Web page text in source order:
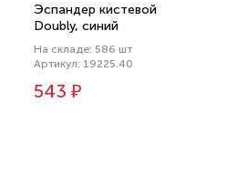
Эспандер кистевой
Doubly, синий
На складе: 586 шт
Артикул: 19225.40
543 ₽